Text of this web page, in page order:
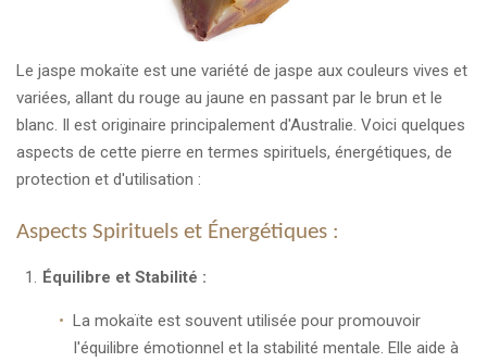
Le jaspe mokaïte est une variété de jaspe aux couleurs vives et
variées, allant du rouge au jaune en passant par le brun et le
blanc. Il est originaire principalement d'Australie. Voici quelques
aspects de cette pierre en termes spirituels, énergétiques, de
protection et d'utilisation :
Aspects Spirituels et Énergétiques :
Équilibre et Stabilité :
La mokaïte est souvent utilisée pour promouvoir
l'équilibre émotionnel et la stabilité mentale. Elle aide à